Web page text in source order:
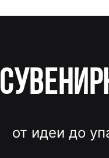
от идеи до